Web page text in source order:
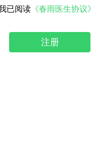
已阅读 《春雨医生协议
注册